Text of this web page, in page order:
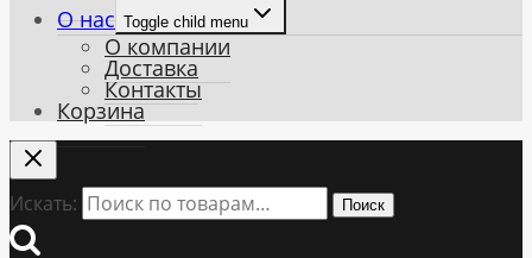
О нас Toggle child menu
О компании
Доставка
Контакты
Корзина
Искать: Поиск